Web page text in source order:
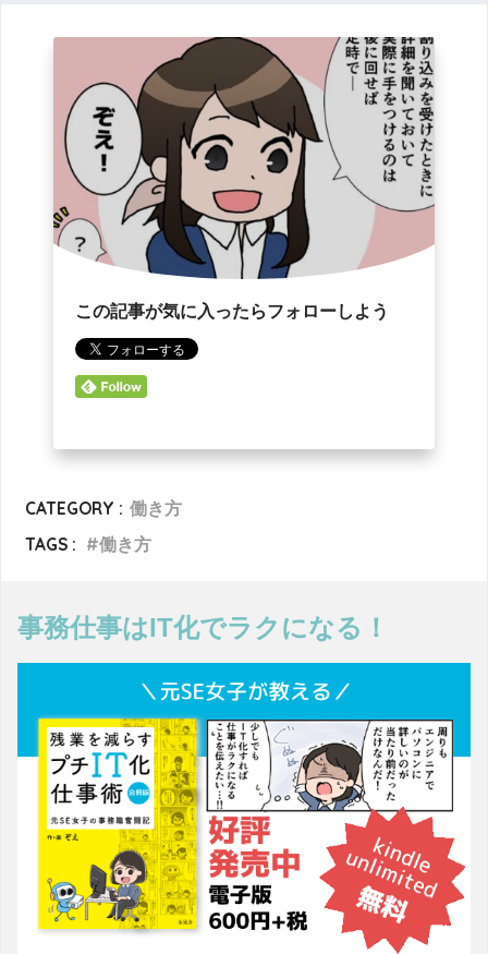
この記事が気に入ったらフォローしよう
CATEGORY : 働き方
TAGS :
働き方
事務仕事はIT化でラクになる！